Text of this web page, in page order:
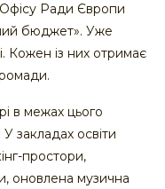
Ради Європи
бюджет». Уже
Кожен із них отримає
в межах цього
закладах освіти
простори,
оновлена музична